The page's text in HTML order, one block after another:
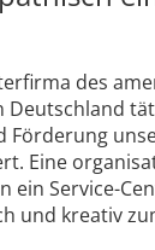
des
Förderung
Eine
ein Service-
und kreativ